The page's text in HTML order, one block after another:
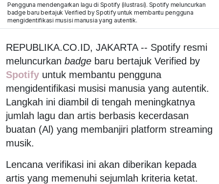
Pengguna mendengarkan lagu di Spotify (ilustrasi). Spotify meluncurkan
badge baru bertajuk Verified by Spotify untuk membantu pengguna
mengidentifikasi musisi manusia yang autentik.
REPUBLIKA.CO.ID, JAKARTA -- Spotify resmi
meluncurkan badge baru bertajuk Verified by
Spotify untuk membantu pengguna
mengidentifikasi musisi manusia yang autentik.
Langkah ini diambil di tengah meningkatnya
jumlah lagu dan artis berbasis kecerdasan
buatan (Al) yang membanjiri platform streaming
musik.
Lencana verifikasi ini akan diberikan kepada
artis yang memenuhi sejumlah kriteria ketat.